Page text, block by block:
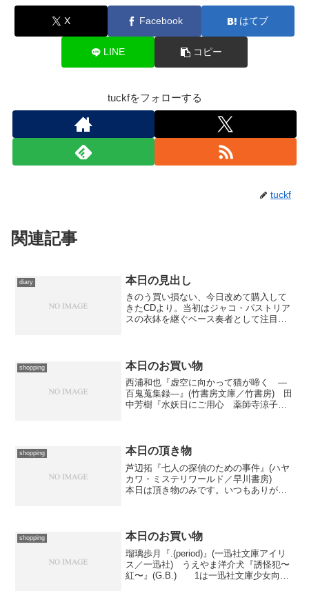
X Facebook はてブ
LINE コピー
tuckfをフォローする
tuckf
関連記事
diary 本日の見出し
きのう買い損ない、今日改めて購入して
きたCDより。当初はジャコ・パストリア
スの衣鉢を継ぐベース奏者として注目を
リチャード・ボナの最新...
shopping 本日のお買い物
西浦和也『虚空に向かって猫が啼く ―
百鬼蒐集録―』(竹書房文庫／竹書房) 田
中芳樹『水妖日にご用心 薬師寺涼子の
たが……あ...
shopping 本日の頂き物
芦辺拓『七人の探偵のための事件』(ハヤ
カワ・ミステリワールド／早川書房)
本日は頂き物のみです。いつもありがと
shopping 本日のお買い物
瑠璃歩月『.(period)』(一迅社文庫アイリ
ス／一迅社) うえやま洋介犬『誘怪犯〜
紅〜』(G.B.) 1は一迅社文庫少女向け